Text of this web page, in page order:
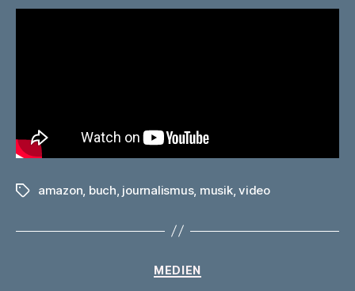
Schlagwörter
amazon buch journalismus, musik,video
Kategorien
MEDIEN